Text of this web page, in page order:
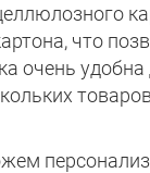
что
очень